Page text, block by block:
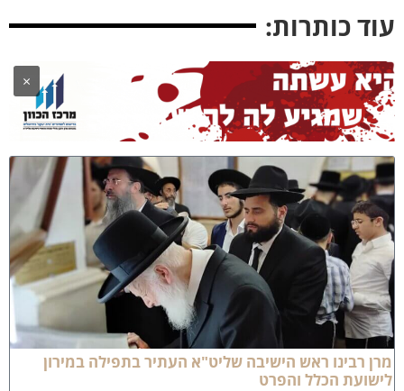
כותרות:
×
רבינו ראש הישיבה שליט"א העתיר בתפילה במירון
הכלל והפרט